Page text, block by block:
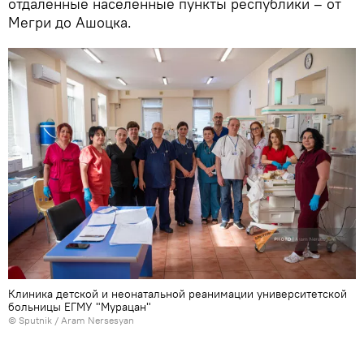
отдаленные населенные пункты республики – от
Мегри до Ашоцка.
Клиника детской и неонатальной реанимации университетской
больницы ЕГМУ "Мурацан"
© Sputnik / Aram Nersesyan